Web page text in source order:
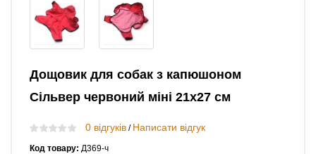
Дощовик для собак з капюшоном
Сільвер червоний міні 21х27 см
0 відгуків / Написати відгук
Код товару: Д369-ч